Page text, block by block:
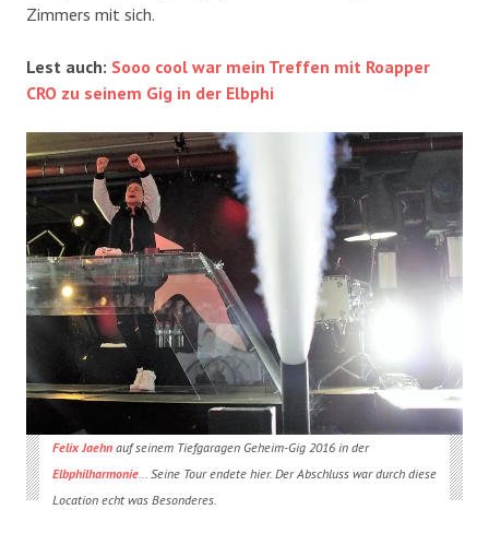
Zimmers mit sich.
Lest auch: Sooo cool war mein Treffen mit Roapper
CRO zu seinem Gig in der Elbphi
Felix Jaehnauf seinem Tiefgaragen Geheim-Gig 2016 in der
Elbphilharmonie… Seine Tour endete hier. Der Abschluss war durch diese
Location echt was Besonderes.